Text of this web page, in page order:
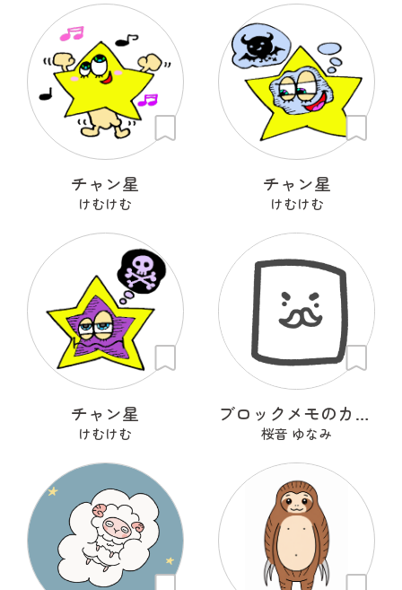
チャン星
けむけむ
チャン星
けむけむ
チャン星
けむけむ
ブロックメモのカミサマ
桜音 ゆなみ